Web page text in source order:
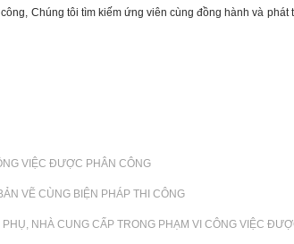
Chúng tôi tìm kiếm ứng viên cùng đồng hành và phát
VIỆC ĐƯỢC PHÂN CÔNG
VẼ CÙNG BIỆN PHÁP THI CÔNG
NHÀ CUNG CẤP TRONG PHẠM VI CÔNG VIỆC